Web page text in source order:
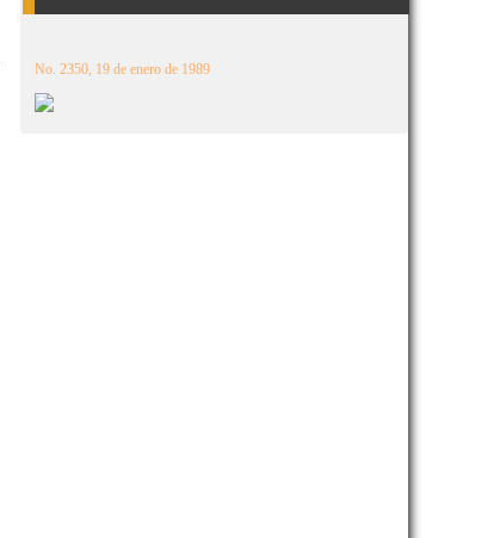
No. 2350, 19 de enero de 1989